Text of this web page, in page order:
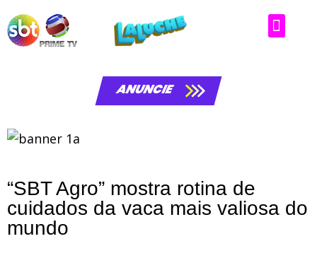
ANUNCIE
“SBT Agro” mostra rotina de
cuidados da vaca mais valiosa do
mundo